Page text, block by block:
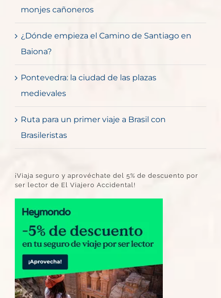
monjes cañoneros
¿Dónde empieza el Camino de Santiago en
Baiona?
Pontevedra: la ciudad de las plazas
medievales
Ruta para un primer viaje a Brasil con
Brasileristas
¡Viaja seguro y aprovéchate del 5% de descuento por
ser lector de El Viajero Accidental!